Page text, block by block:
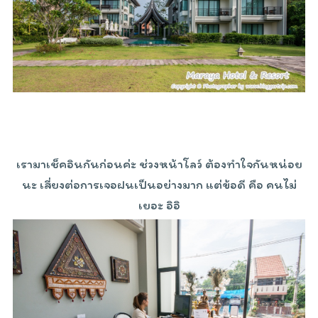
เรามาเช็คอินกันก่อนค่ะ ช่วงหน้าโลว์ ต้องทำใจกันหน่อย
นะ เสี่ยงต่อการเจอฝนเป็นอย่างมาก แต่ข้อดี คือ คนไม่
เยอะ อิอิ